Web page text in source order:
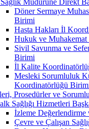
Döner Sermaye
Birimi
Hasta Hakları İl
Hukuk ve
Sivil Savunma ve
Birimi
İl Kalite
Mesleki Sorumluluk
Koordinatörlüğü
Prosedürler ve
Sağlığı Hizmetleri
İzleme
Çevre ve Çalışan